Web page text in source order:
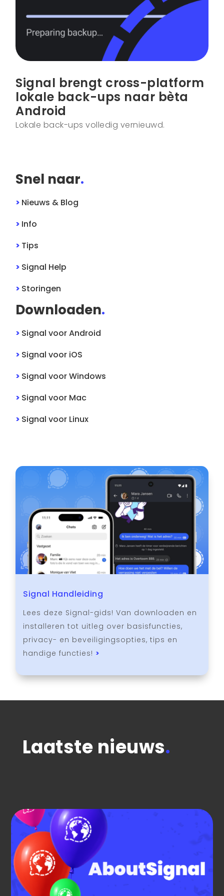
Signal brengt cross-platform
lokale back-ups naar bèta
Android
Lokale back-ups volledig vernieuwd.
Snel naar.
> Nieuws & Blog
> Info
> Tips
> Signal Help
> Storingen
Downloaden.
> SignalvoorAndroid
> Signalvoor iOS
> SignalvoorWindows
> Signalvoor Mac
> Signalvoor Linux
Signal Handleiding
Lees deze Signal-gids! Van downloaden en
installeren tot uitleg over basisfuncties,
privacy- en beveiligingsopties, tips en
handige functies! >
Laatste nieuws.